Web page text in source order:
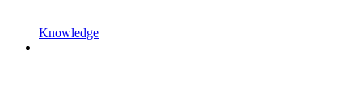
Knowledge